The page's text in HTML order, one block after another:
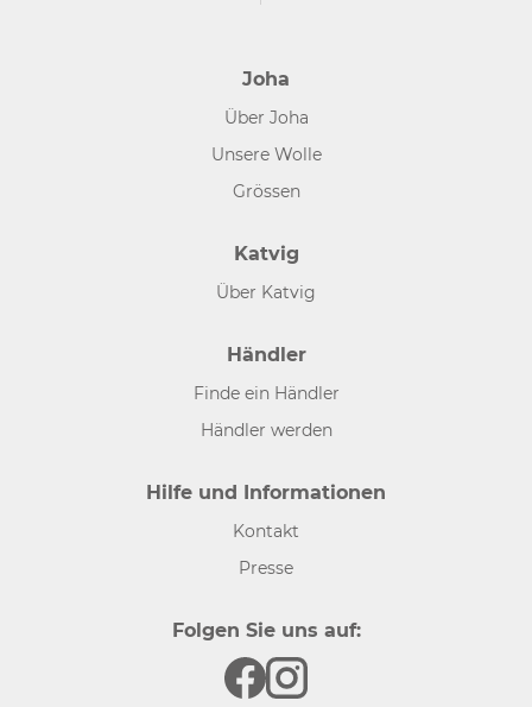
Joha
Über Joha
Unsere Wolle
Grössen
Katvig
Über Katvig
Händler
Finde ein Händler
Händler werden
Hilfe und Informationen
Kontakt
Presse
Folgen Sie uns auf: